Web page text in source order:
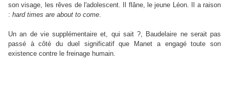
son visage, les rêves de l'adolescent. Il flâne, le jeune Léon. Il a raison
: hard times are about to come.
Un an de vie supplémentaire et, qui sait ?, Baudelaire ne serait pas
passé à côté du duel significatif que Manet a engagé toute son
existence contre le freinage humain.